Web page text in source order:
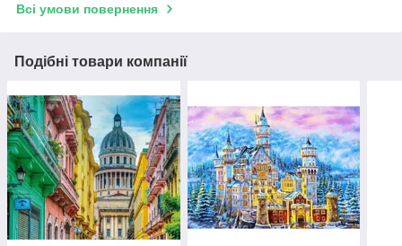
Всі умови повернення
Подібні товари компанії